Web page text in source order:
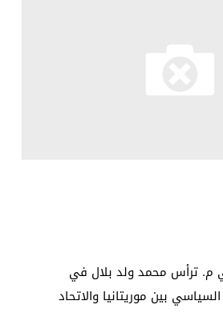
م. ترأس محمد ولد بلال في
بين موريتانيا والاتحاد